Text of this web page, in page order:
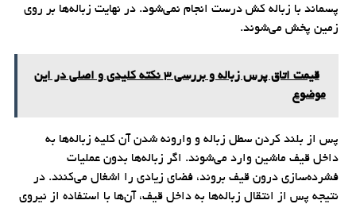
پسماند با زباله کش درست انجام نمی‌شود. در نهایت زباله‌ها بر روی
زمین پخش می‌شوند.
قیمت اتاق پرس زباله و بررسی 3 نکته کلیدی و اصلی در این
موضوع
پس از بلند کردن سطل زباله و وارونه شدن آن کلیه زباله‌ها به
داخل قیف ماشین وارد می‌شوند. اگر زباله‌ها بدون عملیات
فشرده‌سازی درون قیف بروند، فضای زیادی را اشغال می‌کنند. در
نتیجه پس از انتقال زباله‌ها به داخل قیف، آن‌ها با استفاده از نیروی